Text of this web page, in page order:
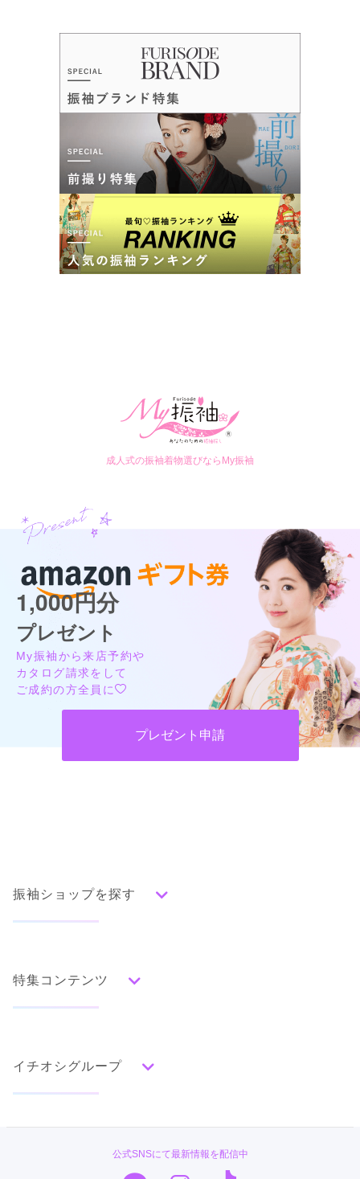
成人式の振袖着物選びならMy振袖
1,000円分
プレゼント
My振袖から来店予約や
カタログ請求をして
ご成約の方全員に
プレゼント申請
振袖ショップを探す
みんなの振袖ランキングトップ
色別ランキング
グレー
白
エレガント キュート クール
口コミから探す
特集コンテンツ
ママ振特集
個性的振袖コーディネート特集
成人式レポート
振袖ブランド特集
イチオシグループ
公式SNSにて最新情報を配信中